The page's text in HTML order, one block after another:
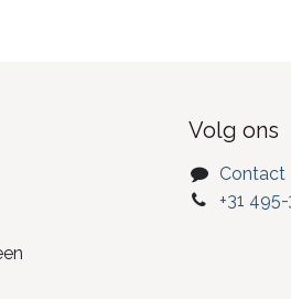
Volg ons
Contact
+31